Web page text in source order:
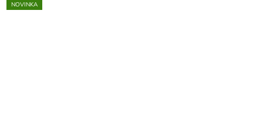
NOVINKA